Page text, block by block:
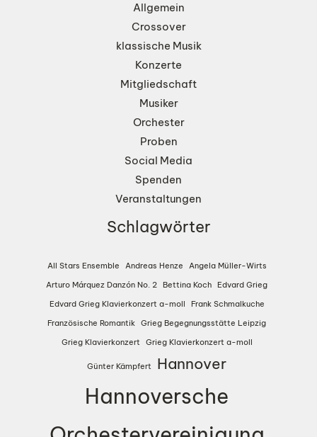
Allgemein
Crossover
klassische Musik
Konzerte
Mitgliedschaft
Musiker
Orchester
Proben
Social Media
Spenden
Veranstaltungen
Schlagwörter
All Stars Ensemble Andreas Henze
Angela Müller-Wirts
Arturo Márquez Danzón No. 2 Bettina Koch Edvard Grieg
Edvard Grieg Klavierkonzert a-moll
Frank Schmalkuche
Französische Romantik Grieg Begegnungsstätte Leipzig
Grieg Klavierkonzert
Grieg Klavierkonzert a-moll
Günter Kämpfert Hannover
Hannoversche